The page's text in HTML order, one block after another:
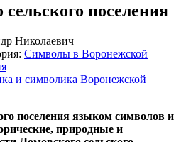
поселения
Николаевич
Символы в Воронежской
и символика Воронежской
поселения языком символов и
природные и